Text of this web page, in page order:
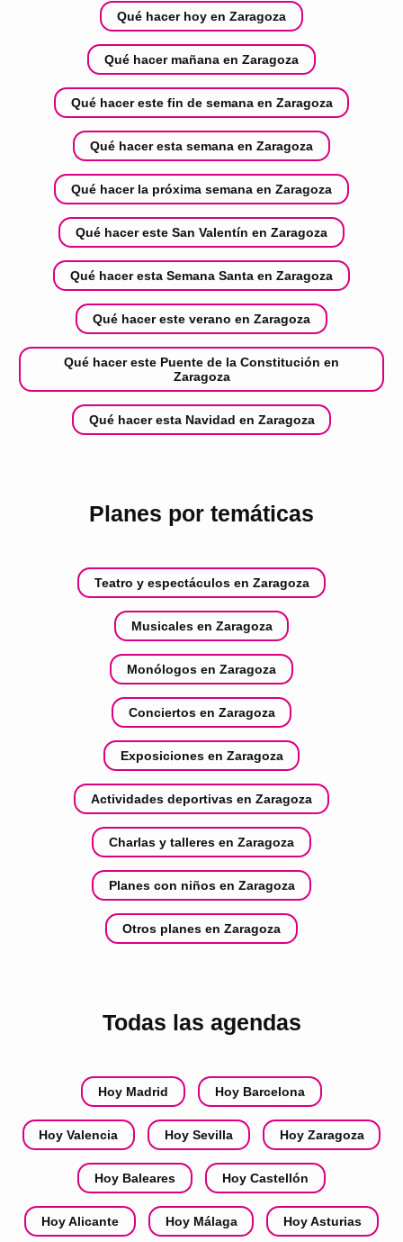
Qué hacer hoy en Zaragoza
Qué hacer mañana en Zaragoza
Qué hacer este fin de semana en Zaragoza
Qué hacer esta semana en Zaragoza
Qué hacer la próxima semana en Zaragoza
Qué hacer este San Valentín en Zaragoza
Qué hacer esta Semana Santa en Zaragoza
Qué hacer este verano en Zaragoza
Qué hacer este Puente de la Constitución en
Zaragoza
Qué hacer esta Navidad en Zaragoza
Planes por temáticas
Teatro y espectáculos en Zaragoza
Musicales en Zaragoza
Monólogos en Zaragoza
Conciertos en Zaragoza
Exposiciones en Zaragoza
Actividades deportivas en Zaragoza
Charlas y talleres en Zaragoza
Planes con niños en Zaragoza
Otros planes en Zaragoza
Todas las agendas
Hoy Madrid Hoy Barcelona
Hoy Valencia Hoy Sevilla Hoy Zaragoza
Hoy Baleares Hoy Castellón
Hoy Alicante Hoy Málaga Hoy Asturias